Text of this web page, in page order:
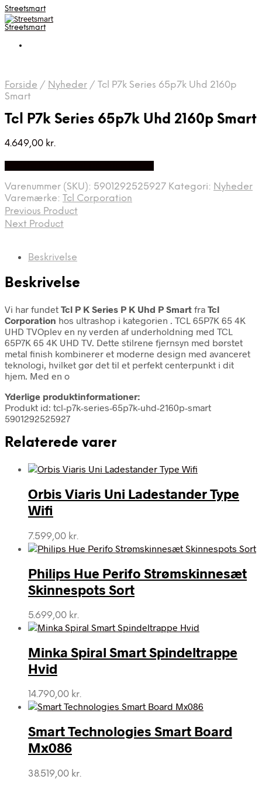
Streetsmart
Streetsmart
Forside / Nyheder / Tcl P7k Series 65p7k Uhd 2160p
Smart
Tcl P7k Series 65p7k Uhd 2160p Smart
4.649,00 kr.
Varenummer (SKU): 5901292525927 Kategori: Nyheder
Varemærke: Tcl Corporation
Previous Product
Next Product
Beskrivelse
Beskrivelse
Vi har fundet Tcl P K Series P K Uhd P Smart fra Tcl
Corporation hos ultrashop i kategorien . TCL 65P7K 65 4K
UHD TVOplev en ny verden af underholdning med TCL
65P7K 65 4K UHD TV. Dette stilrene fjernsyn med børstet
metal finish kombinerer et moderne design med avanceret
teknologi, hvilket gør det til et perfekt centerpunkt i dit
hjem. Med en o
Yderlige produktinformationer:
Produkt id: tcl-p7k-series-65p7k-uhd-2160p-smart
5901292525927
Relaterede varer
Orbis Viaris Uni Ladestander Type
Wifi
7.599,00 kr.
Philips Hue Perifo Strømskinnesæt
Skinnespots Sort
5.699,00 kr.
Minka Spiral Smart Spindeltrappe
Hvid
14.790,00 kr.
Smart Technologies Smart Board
Mx086
38.519,00 kr.